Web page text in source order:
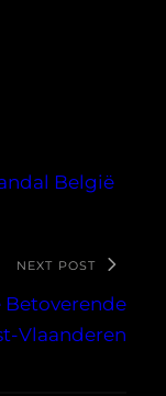
België
NEXT POST
Betoverende
Vlaanderen